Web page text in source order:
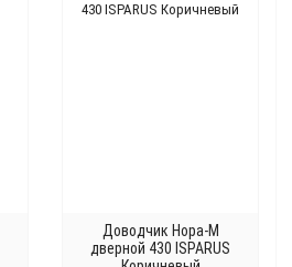
Доводчик Нора-М
дверной 430 ISPARUS